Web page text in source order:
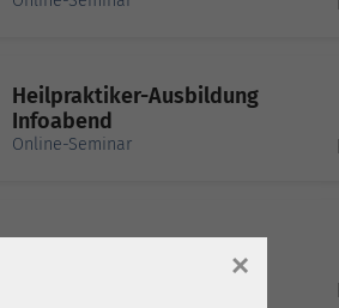
Heilpraktiker-Ausbildung
Infoabend
Online-Seminar
Coaching in der Therapie
×